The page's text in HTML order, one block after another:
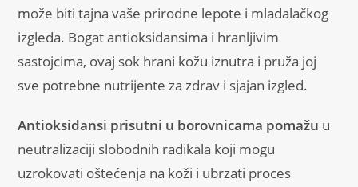
može biti tajna vaše prirodne lepote i mladalačkog
izgleda. Bogat antioksidansima i hranljivim
sastojcima, ovaj sok hrani kožu iznutra i pruža joj
sve potrebne nutrijente za zdrav i sjajan izgled.
Antioksidansi prisutni u borovnicama pomažu u
neutralizaciji slobodnih radikala koji mogu
uzrokovati oštećenja na koži i ubrzati proces